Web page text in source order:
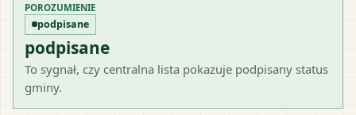
POROZUMIENIE
podpisane
podpisane
To sygnał, czy centralna lista pokazuje podpisany status
gminy.